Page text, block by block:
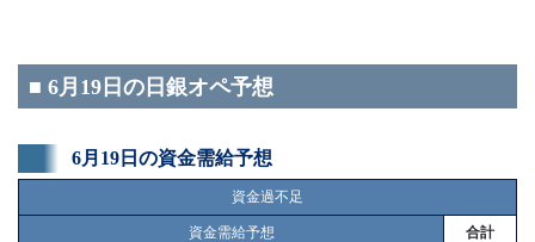
■ 6月19日の日銀オペ予想
6月19日の資金需給予想
資金過不足
資金需給予想
合計